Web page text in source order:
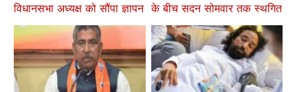
विधानसभा अध्यक्ष को सौंपा ज्ञापन के बीच सदन सोमवार तक स्थगित